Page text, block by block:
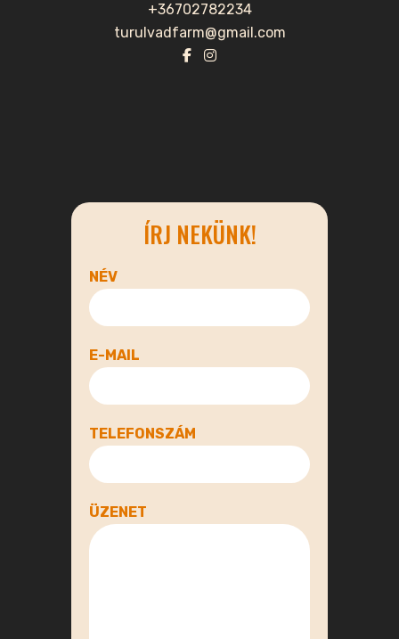
+36702782234
turulvadfarm@gmail.com
ÍRJ NEKÜNK!
NÉV
E-MAIL
TELEFONSZÁM
ÜZENET